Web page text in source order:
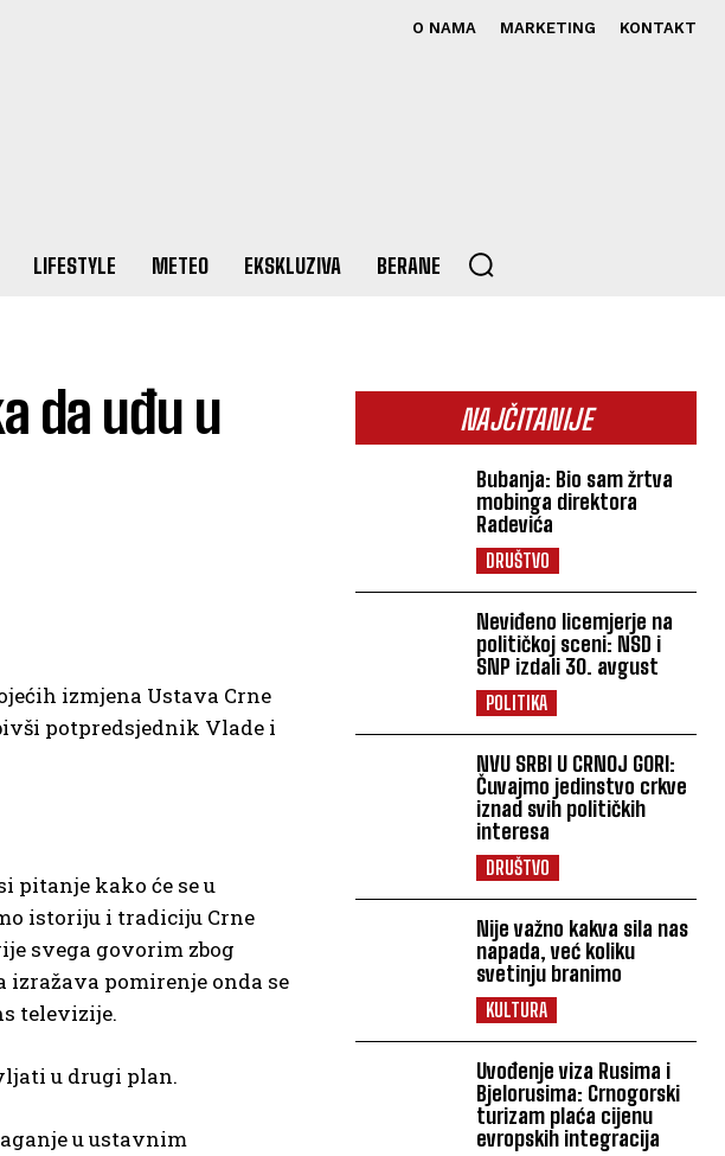
O NAMA MARKETING KONTAKT
LIFESTYLE METEO EKSKLUZIVA BERANE
NAJČITANIJE
Bubanja: Bio sam žrtva
mobinga direktora
Radevića
DRUŠTVO
Neviđeno licemjerje na
političkoj sceni: NSD i
SNP izdali 30. avgust
POLITIKA
NVU SRBI U CRNOJ GORI:
Čuvajmo jedinstvo crkve
iznad svih političkih
interesa
DRUŠTVO
Nije važno kakva sila nas
napada, već koliku
svetinju branimo
KULTURA
Uvođenje viza Rusima i
Bjelorusima: Crnogorski
turizam plaća cijenu
evropskih integracija
da uđu u
izmjena Ustava Crne
potpredsjednik Vlade i
pitanje kako će se u
istoriju i tradiciju Crne
svega govorim zbog
izražava pomirenje onda se
televizije.
u drugi plan.
u ustavnim